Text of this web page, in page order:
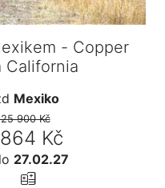
- Copper
California
Mexiko
900 Kč
Kč
27.02.27